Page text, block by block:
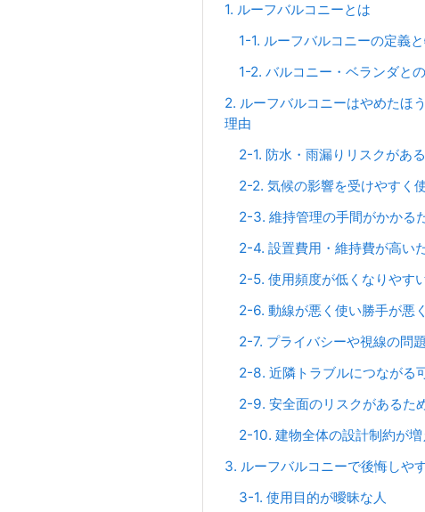
1. ルーフバルコニーとは
1-1. ルーフバルコニーの定義
1-2. バルコニー・ベランダと
2. ルーフバルコニーはやめたほ
理由
2-1. 防水・雨漏りリスクがあ
2-2. 気候の影響を受けやすく
2-3. 維持管理の手間がかかる
2-4. 設置費用・維持費が高い
2-5. 使用頻度が低くなりやす
2-6. 動線が悪く使い勝手が悪
2-7. プライバシーや視線の問
2-8. 近隣トラブルにつながる
2-9. 安全面のリスクがあるた
2-10. 建物全体の設計制約が
3. ルーフバルコニーで後悔しや
3-1. 使用目的が曖昧な人